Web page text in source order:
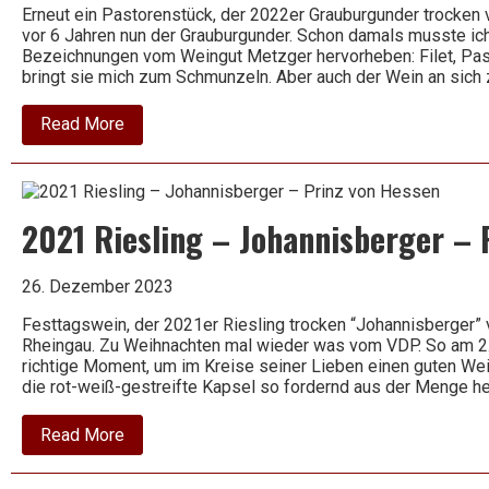
Erneut ein Pastorenstück, der 2022er Grauburgunder
vor 6 Jahren nun der Grauburgunder. Schon damals musste
Bezeichnungen vom Weingut Metzger hervorheben: Filet,
bringt sie mich zum Schmunzeln. Aber auch der Wein an
Read Moreabout
2022
Grauburgunder
–
2021 Riesling – Johannisberger –
26. Dezember 2023
Festtagswein, der 2021er Riesling trocken
Rheingau. Zu Weihnachten mal wieder was vom VDP. So
richtige Moment, um im Kreise seiner Lieben einen guten
die rot-weiß-gestreifte Kapsel so fordernd aus der Menge
Read Moreabout
2021
Riesling